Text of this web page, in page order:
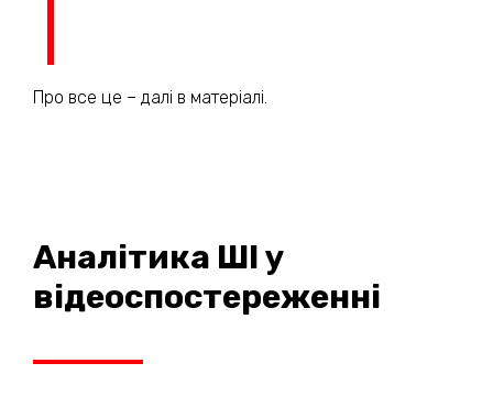
Про все це – далі в матеріалі.
Аналітика ШІ у
відеоспостереженні